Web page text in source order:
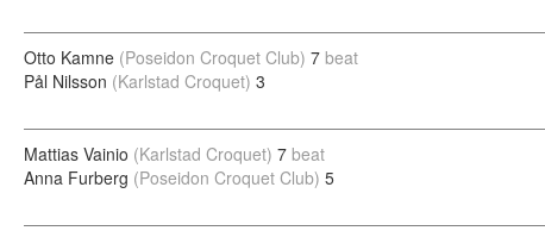
Otto Kamne (Poseidon Croquet Club) 7 beat
Pål Nilsson (Karlstad Croquet) 3
Mattias Vainio (Karlstad Croquet) 7 beat
Anna Furberg (Poseidon Croquet Club) 5